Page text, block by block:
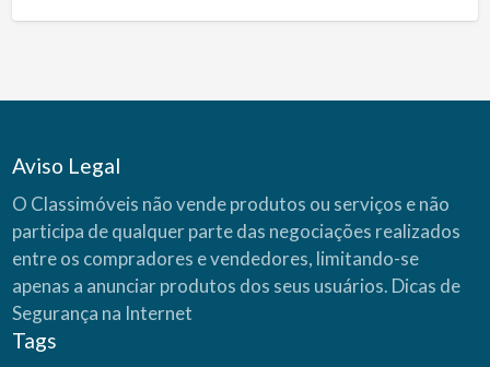
Aviso Legal
O Classimóveis não vende produtos ou serviços e não
participa de qualquer parte das negociações realizados
entre os compradores e vendedores, limitando-se
apenas a anunciar produtos dos seus usuários. Dicas de
Segurança na Internet
Tags